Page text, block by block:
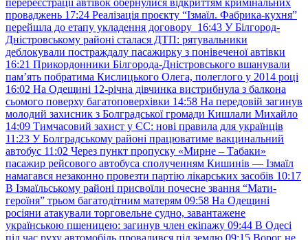
перереєстрації автівок обернулися відкриттям кримінальних
проваджень 17:24 Реалізація проєкту “Ізмаїл. Фабрика-кухня”
перейшла до етапу укладення договору 16:43 У Білгород-
Дністровському районі сталася ДТП: рятувальники
деблокували постраждалу пасажирку з понівеченої автівки
16:21 Прикордонники Білгорода-Дністровського вшанували
пам’ять побратима Кислицького Олега, полеглого у 2014 році
16:02 На Одещині 12-річна дівчинка вистрибнула з балкона
сьомого поверху багатоповерхівки 14:58 На передовій загинув
молодий захисник з Болградської громади Кишлали Михайло
14:09 Тимчасовий захист у ЄС: нові правила для українців
11:23 У Болградському районі працюватиме вакцинальний
автобус 11:02 Через пункт пропуску «Мирне – Табаки»
пасажир рейсового автобуса сполученням Кишинів — Ізмаїл
намагався незаконно провезти партію лікарських засобів 10:17
В Ізмаїльському районі присвоїли почесне звання “Мати-
героїня” трьом багатодітним матерям 09:58 На Одещині
росіяни атакували торговельне судно, завантажене
українською пшеницею: загинув член екіпажу 09:44 В Одесі
під час руху автомобіль провалився під землю 09:15 Ворог не